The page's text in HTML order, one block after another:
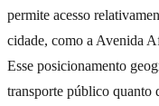
permite acesso
cidade, como a Avenida
Esse posicionamento
transporte público quanto